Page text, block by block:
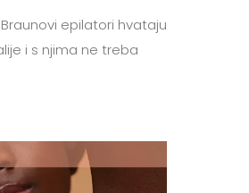
epilatori hvataju
i s njima ne treba